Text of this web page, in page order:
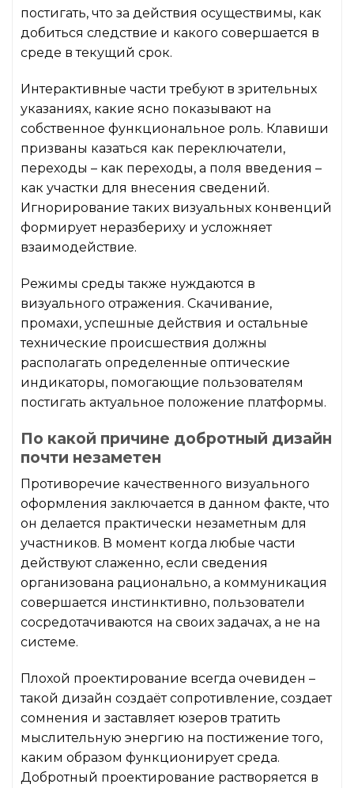
постигать, что за действия осуществимы, как
добиться следствие и какого совершается в
среде в текущий срок.
Интерактивные части требуют в зрительных
указаниях, какие ясно показывают на
собственное функциональное роль. Клавиши
призваны казаться как переключатели,
переходы – как переходы, а поля введения –
как участки для внесения сведений.
Игнорирование таких визуальных конвенций
формирует неразбериху и усложняет
взаимодействие.
Режимы среды также нуждаются в
визуального отражения. Скачивание,
промахи, успешные действия и остальные
технические происшествия должны
располагать определенные оптические
индикаторы, помогающие пользователям
постигать актуальное положение платформы.
По какой причине добротный дизайн
почти незаметен
Противоречие качественного визуального
оформления заключается в данном факте, что
он делается практически незаметным для
участников. В момент когда любые части
действуют слаженно, если сведения
организована рационально, а коммуникация
совершается инстинктивно, пользователи
сосредотачиваются на своих задачах, а не на
системе.
Плохой проектирование всегда очевиден –
такой дизайн создаёт сопротивление, создает
сомнения и заставляет юзеров тратить
мыслительную энергию на постижение того,
каким образом функционирует среда.
Добротный проектирование растворяется в